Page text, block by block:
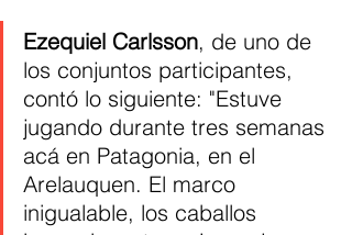
Ezequiel Carlsson, de uno de
los conjuntos participantes,
contó lo siguiente: "Estuve
jugando durante tres semanas
acá en Patagonia, en el
Arelauquen. El marco
inigualable, los caballos